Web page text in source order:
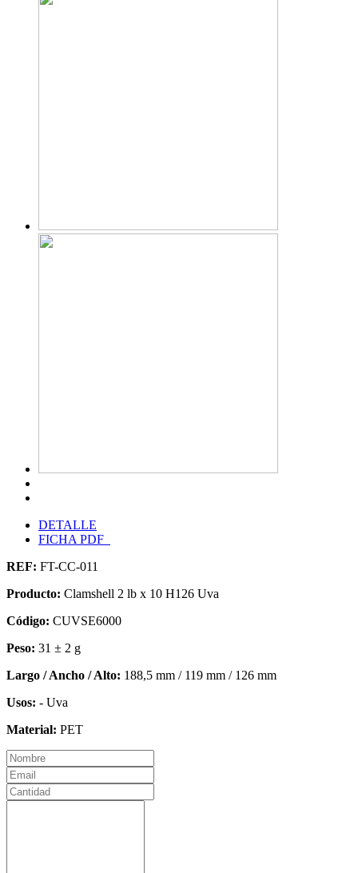
DETALLE
FICHA PDF
REF: FT-CC-011
Producto: Clamshell 2 lb x 10 H126 Uva
Código: CUVSE6000
Peso: 31 ± 2 g
Largo / Ancho / Alto: 188,5 mm / 119 mm / 126 mm
Usos: - Uva
Material: PET